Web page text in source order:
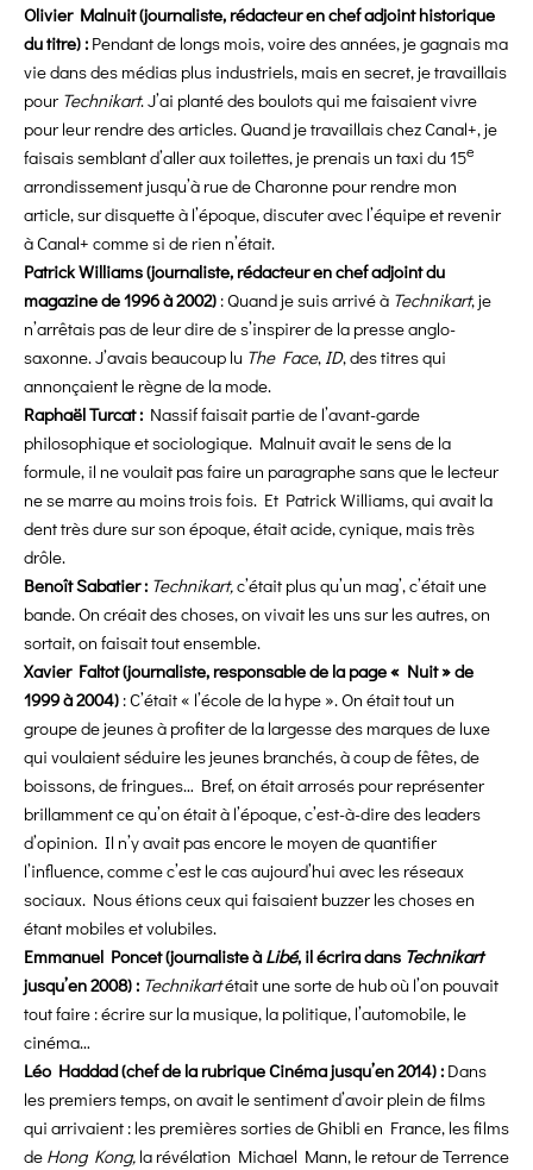
Olivier Malnuit (journaliste, rédacteur en chef adjoint historique
du titre) : Pendant de longs mois, voire des années, je gagnais ma
vie dans des médias plus industriels, mais en secret, je travaillais
pour Technikart. J’ai planté des boulots qui me faisaient vivre
pour leur rendre des articles. Quand je travaillais chez Canal+, je
faisais semblant d’aller aux toilettes, je prenais un taxi du 15e
arrondissement jusqu’à rue de Charonne pour rendre mon
article, sur disquette à l’époque, discuter avec l’équipe et revenir
à Canal+ comme si de rien n’était.
Patrick Williams (journaliste, rédacteur en chef adjoint du
magazine de 1996 à 2002) :Quand je suis arrivé à Technikart, je
n’arrêtais pas de leur dire de s’inspirer de la presse anglo-
saxonne. J’avais beaucoup lu The Face, ID, des titres qui
annonçaient le règne de la mode.
Raphaël Turcat : Nassif faisait partie de l’avant-garde
philosophique et sociologique. Malnuit avait le sens de la
formule, il ne voulait pas faire un paragraphe sans que le lecteur
ne se marre au moins trois fois. Et Patrick Williams, qui avait la
dent très dure sur son époque, était acide, cynique, mais très
drôle.
Benoît Sabatier : Technikart,c’était plus qu’un mag’, c’était une
bande. On créait des choses, on vivait les uns sur les autres, on
sortait, on faisait tout ensemble.
Xavier Faltot (journaliste, responsable de la page « Nuit » de
1999 à 2004) :C’était « l’école de la hype ». On était tout un
groupe de jeunes à profiter de la largesse des marques de luxe
qui voulaient séduire les jeunes branchés, à coup de fêtes, de
boissons, de fringues… Bref, on était arrosés pour représenter
brillamment ce qu’on était à l’époque, c’est-à-dire des leaders
d’opinion. Il n’y avait pas encore le moyen de quantifier
l’influence, comme c’est le cas aujourd’hui avec les réseaux
sociaux. Nous étions ceux qui faisaient buzzer les choses en
étant mobiles et volubiles.
Emmanuel Poncet (journaliste àLibé, il écrira dans Technikart
jusqu’en 2008) : Technikartétait une sorte de hub où l’on pouvait
tout faire : écrire sur la musique, la politique, l’automobile, le
cinéma…
Léo Haddad (chef de la rubrique Cinéma jusqu’en 2014) : Dans
les premiers temps, on avait le sentiment d’avoir plein de films
qui arrivaient : les premières sorties de Ghibli en France, les films
de Hong Kong, la révélation Michael Mann, le retour de Terrence